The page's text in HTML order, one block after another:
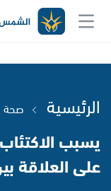
الرئيسية صحة
يسبب
على العلاقة